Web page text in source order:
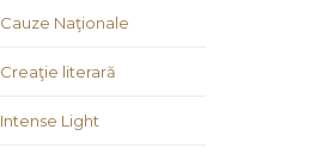
Cauze Naţionale
Creaţie literară
Intense Light